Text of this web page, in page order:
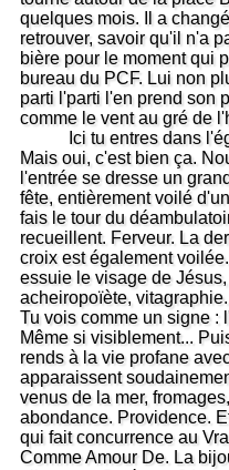
quelques mois. Il a
retrouver, savoir qu'il n'a
bière pour le moment qui
bureau du PCF. Lui non
parti l'parti l'en prend son
comme le vent au gré de
Ici tu entres dans
Mais oui, c'est bien ça.
l'entrée se dresse un
fête, entièrement voilé
fais le tour du
recueillent. Ferveur. La
croix est également
essuie le visage de
acheiropoïète,
Tu vois comme un signe :
Même si visiblement...
rends à la vie profane
apparaissent
venus de la mer,
abondance. Providence.
qui fait concurrence au
Comme Amour De. La